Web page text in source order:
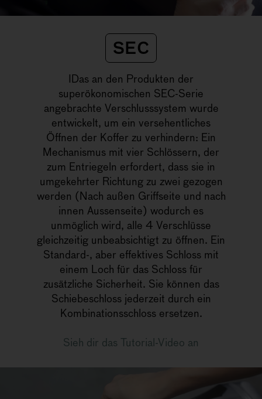
SEC
IDas an den Produkten der
superökonomischen SEC-Serie
angebrachte Verschlusssystem wurde
entwickelt, um ein versehentliches
Öffnen der Koffer zu verhindern: Ein
Mechanismus mit vier Schlössern, der
zum Entriegeln erfordert, dass sie in
umgekehrter Richtung zu zwei gezogen
werden (Nach außen Griffseite und nach
innen Aussenseite) wodurch es
unmöglich wird, alle 4 Verschlüsse
gleichzeitig unbeabsichtigt zu öffnen. Ein
Standard-, aber effektives Schloss mit
einem Loch für das Schloss für
zusätzliche Sicherheit. Sie können das
Schiebeschloss jederzeit durch ein
Kombinationsschloss ersetzen.
Sieh dir das Tutorial-Video an